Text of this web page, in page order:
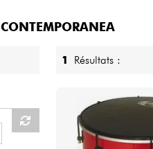
CONTEMPORANEA
1 Résultats :